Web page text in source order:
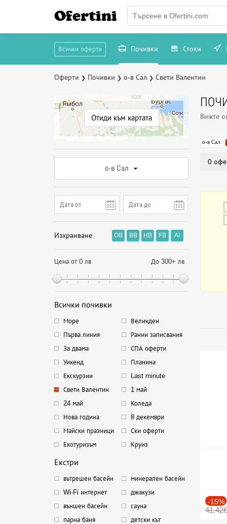
Ofertini
Всички оферти Почивки Стоки
Оферти ❯ Почивки ❯ о-в Сал ❯ Свети Валентин
Отиди към картата
о-в Сал
Изхранване OB BB HB FB AI
Цена от 0 лв До 300+ лв
Всички почивки
Море
Великден
Първа линия
Ранни записвания
За двама
СПА оферти
Уикенд
Планина
Екскурзии
Last minute
Свети Валентин
1 май
24 май
Коледа
Нова година
8 декември
Майски празници
Ски оферти
Екотуризъм
Круиз
Екстри
вътрешен басейн
минерален басейн
Wi-Fi интернет
джакузи
външен басейн
сауна
парна баня
детски кът
Вижте
о-в Сал
0
-15%
41.42€